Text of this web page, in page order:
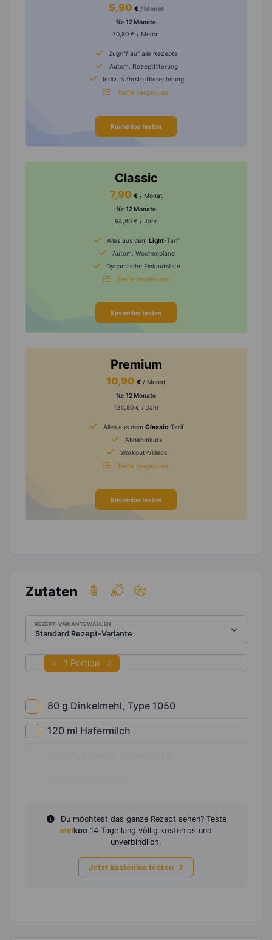
5,90 € / Monat
für 12 Monate
70,80 € / Monat
Zugriff auf alle Rezepte
Autom. Rezeptfilterung
Indiv. Nährstoffberechnung
Tarife vergleichen
Kostenlos testen
Classic
7,90 € / Monat
für 12 Monate
94,80 € / Jahr
Alles aus dem Light-Tarif
Autom. Wochenpläne
Dynamische Einkaufsliste
Tarife vergleichen
Kostenlos testen
Premium
10,90 € / Monat
für 12 Monate
130,80 € / Jahr
Alles aus dem Classic-Tarif
Abnehmkurs
Workout-Videos
Tarife vergleichen
Kostenlos testen
Zutaten
REZEPT-VARIANTE WÄHLEN
1 Portion
80 g Dinkelmehl, Type 1050
120 ml Hafermilch
Du möchtest das ganze Rezept sehen? Teste
invikoo 14 Tage lang völlig kostenlos und
unverbindlich.
Jetzt kostenlos testen